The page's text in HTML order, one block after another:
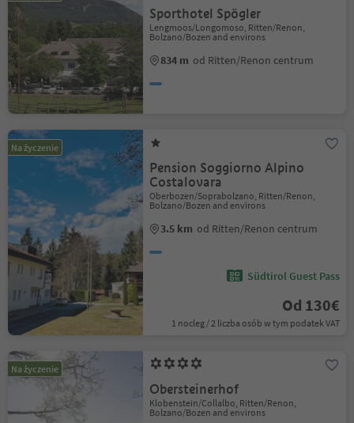
Sporthotel Spögler
Lengmoos/Longomoso, Ritten/Renon,
Bolzano/Bozen and environs
834 m od Ritten/Renon centrum
Na życzenie
Pension Soggiorno Alpino
Costalovara
Oberbozen/Soprabolzano, Ritten/Renon,
Bolzano/Bozen and environs
3.5 km od Ritten/Renon centrum
Südtirol Guest Pass
Od 130€
1 nocleg / 2 liczba osób w tym podatek VAT
Na życzenie
Obersteinerhof
Klobenstein/Collalbo, Ritten/Renon,
Bolzano/Bozen and environs